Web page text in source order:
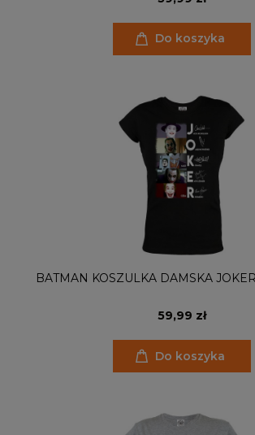
Do koszyka
BATMAN KOSZULKA DAMSKA
59,99 zł
Do koszyka